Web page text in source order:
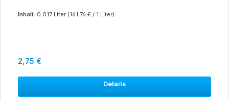
Inhalt: 0.017 Liter (161,76 € / 1 Liter)
Regulärer Preis:
2,75 €
Details